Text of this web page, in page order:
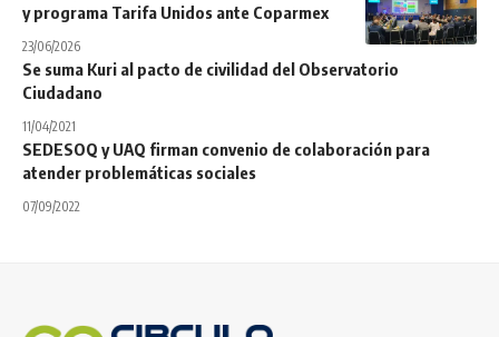
y programa Tarifa Unidos ante Coparmex
23/06/2026
Se suma Kuri al pacto de civilidad del Observatorio
Ciudadano
11/04/2021
SEDESOQ y UAQ firman convenio de colaboración para
atender problemáticas sociales
07/09/2022